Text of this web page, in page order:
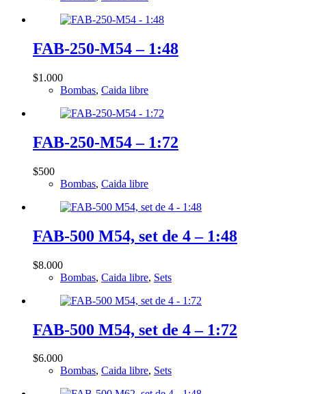
FAB-250-M54 – 1:48
$1.000
Bombas, Caida libre
FAB-250-M54 – 1:72
$500
Bombas, Caida libre
FAB-500 M54, set de 4 – 1:48
$8.000
Bombas, Caida libre, Sets
FAB-500 M54, set de 4 – 1:72
$6.000
Bombas, Caida libre, Sets